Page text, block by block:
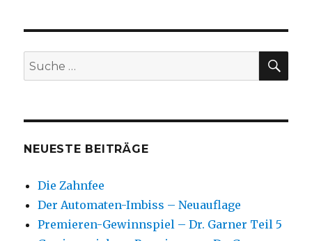
Suche
nach:
NEUESTE BEITRÄGE
Die Zahnfee
Der Automaten-Imbiss – Neuauflage
Premieren-Gewinnspiel – Dr. Garner Teil 5